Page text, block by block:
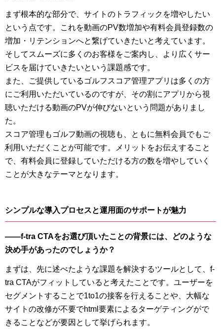
まず根本的な部分で、サイトのトラフィックを増やしたい
という点です。これを動画のPV数増加や有料会員登録数の
増加・リテンションへと繋げていきたいと考えています。
そしてスムーズに多くのお客様をご案内し、より広くサー
ビスを届けていきたいという課題感です。
また、ご提供しているゴルフスコア管理アプリは多くの方
にご利用いただいているのですが、その割にアプリから視
聴いただける動画のPVが伸びないという問題がありまし
た。
スコア管理もゴルフ動画の視聴も、ともに無料会員でもご
利用いただくことが可能です。メリットをお伝えすること
で、有料会員に登録していただける方の数を増やしていく
ことが大きなテーマとなります。
シンプルな導入プロセスと運用面のサポートが魅力
――f-tra CTAをお選び頂いたことの背景には、どのような
決め手があったのでしょうか？
まずは、先に述べたような課題を解決するツールとして、f-
tra CTAがフィットしていると考えたことです。ユーザーを
セグメントすることで1to1の接客を行えることや、大幅な
サイトの改修が不要でhtml要素によるターゲティングがで
きることなどが要因として挙げられます。